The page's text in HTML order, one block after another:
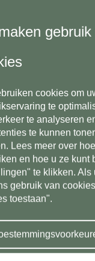
bepalen door de
met
belasting,
volledig
norm,
gebruik
cookies om
te
te analyseren
te kunnen
Lees meer over
en hoe u ze kunt
te klikken. Als
gebruik van
toestaan".